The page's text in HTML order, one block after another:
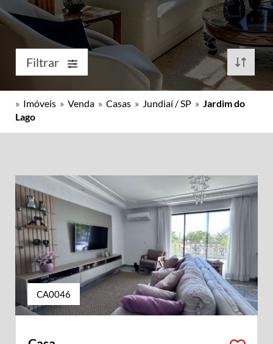
Filtrar
» Imóveis » Venda » Casas » Jundiaí / SP » Jardim do
Lago
CA0046